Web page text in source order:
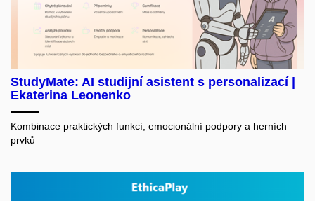
StudyMate: AI studijní asistent s personalizací |
Ekaterina Leonenko
Kombinace praktických funkcí, emocionální podpory a herních
prvků